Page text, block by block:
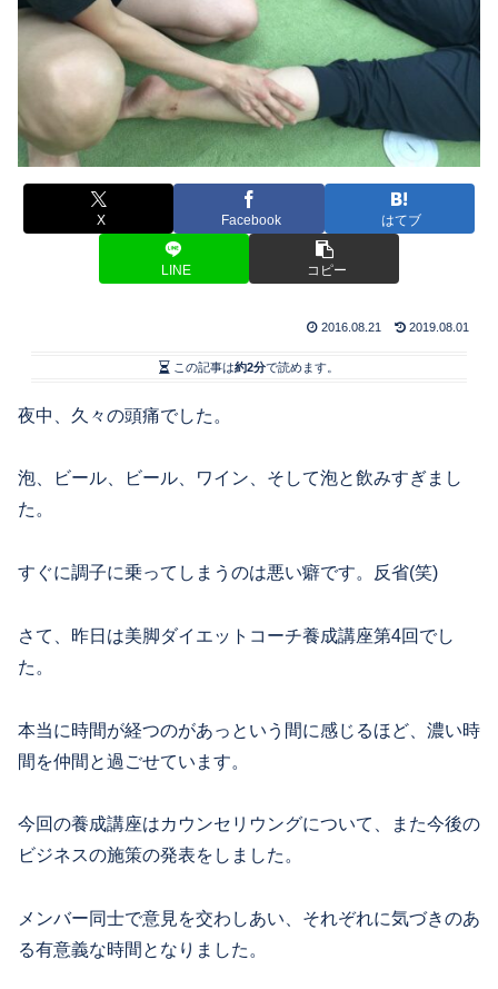
X Facebook はてブ
LINE コピー
2016.08.21 2019.08.01
この記事は約2分で読めます。
夜中、久々の頭痛でした。
泡、ビール、ビール、ワイン、そして泡と飲みすぎまし
た。
すぐに調子に乗ってしまうのは悪い癖です。反省(笑)
さて、昨日は美脚ダイエットコーチ養成講座第4回でし
た。
本当に時間が経つのがあっという間に感じるほど、濃い時
間を仲間と過ごせています。
今回の養成講座はカウンセリウングについて、また今後の
ビジネスの施策の発表をしました。
メンバー同士で意見を交わしあい、それぞれに気づきのあ
る有意義な時間となりました。